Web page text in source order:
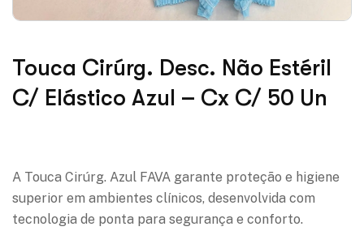
Touca Cirúrg. Desc. Não Estéril
C/ Elástico Azul – Cx C/ 50 Un
A Touca Cirúrg. Azul FAVA garante proteção e higiene
superior em ambientes clínicos, desenvolvida com
tecnologia de ponta para segurança e conforto.